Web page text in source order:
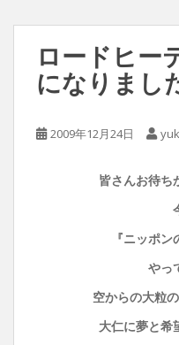
ロードヒー
になりまし
2009年12月24日
皆さんお待ち
『ニッポン
やっ
空からの大粒
大仁に夢と希